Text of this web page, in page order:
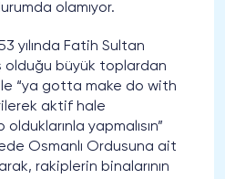
olamıyor.
yılında Fatih Sultan
olduğu büyük toplardan
“ya gotta make do with
aktif hale
yapmalısın”
Osmanlı Ordusuna ait
rakiplerin binalarının